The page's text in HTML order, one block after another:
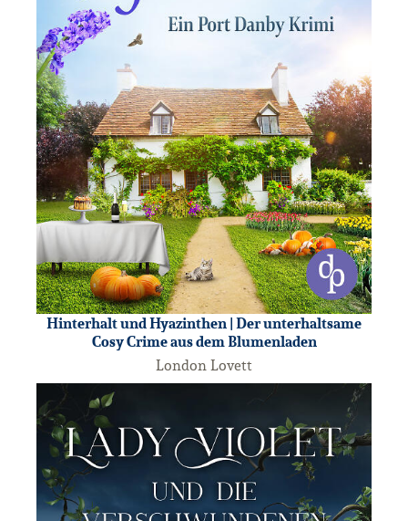
Hinterhalt und Hyazinthen | Der unterhaltsame
Cosy Crime aus dem Blumenladen
London Lovett